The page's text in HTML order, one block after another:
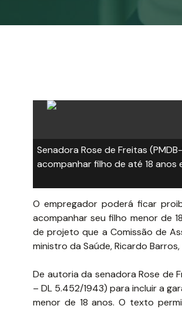
Senadora Rose de Freitas
acompanhar filho de até 18 anos
O empregador poderá ficar
acompanhar seu filho menor de
de projeto que a Comissão de
ministro da Saúde, Ricardo
De autoria da senadora Rose de
– DL 5.452/1943) para incluir a
menor de 18 anos. O texto